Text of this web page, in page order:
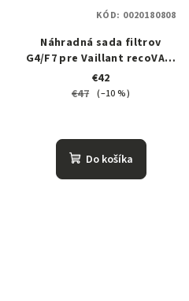
Náhradná sada filtrov
G4/F7 pre Vaillant recoVAIR
150/4
€42
€47 (–10 %)
Do košíka
KÓD: 0020180808